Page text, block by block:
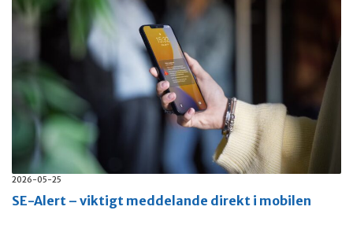
2026-05-25
SE-Alert – viktigt meddelande direkt i mobilen